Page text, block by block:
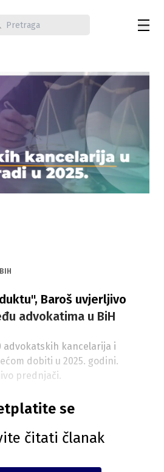
Baroš uvjerljivo
advokatima u BiH
advokatskih kancelarija i
dobiti u 2025. godini.
prednjači.
se
čitati članak